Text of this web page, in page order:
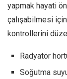
yapmak hayati
çalışabilmesi için
kontrollerini
Radyatör
Soğutma